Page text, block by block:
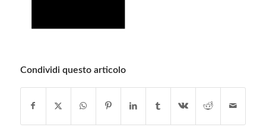
Condividi questo articolo